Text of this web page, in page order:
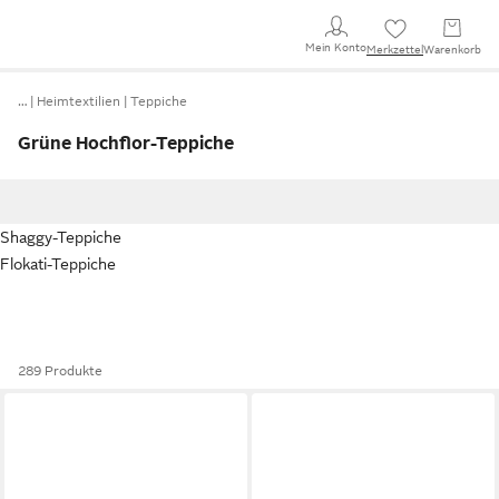
Mein KontoMerkzettel Warenkorb
… Heimtextilien Teppiche
Grüne Hochflor-Teppiche
Shaggy-Teppiche
Flokati-Teppiche
289 Produkte